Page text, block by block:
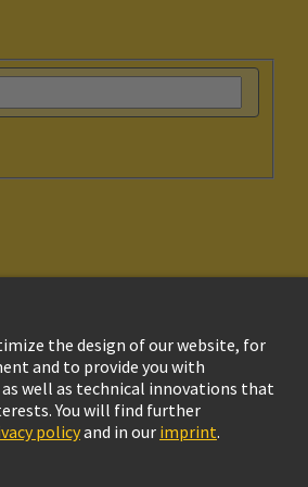
文
團